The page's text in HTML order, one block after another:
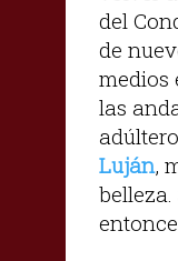
del
de
medios
las
Luján,